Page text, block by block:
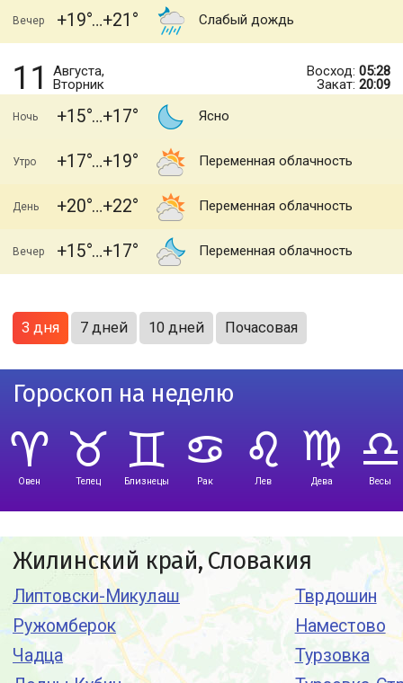
Вечер +19 +21 Слабый дождь
11
Августа,
Вторник
Восход: 05:28
Закат: 20:09
Ночь +15 +17 Ясно
Утро +17 +19 Переменная облачность
День +20 +22 Переменная облачность
Вечер +15 +17 Переменная облачность
3 дня 7 дней 10 дней Почасовая
Гороскоп на неделю
Овен Телец Близнецы Рак Лев Дева Весы
Жилинский край, Словакия
Липтовски-Микулаш
Ружомберок
Чадца
Тврдошин
Наместово
Турзовка